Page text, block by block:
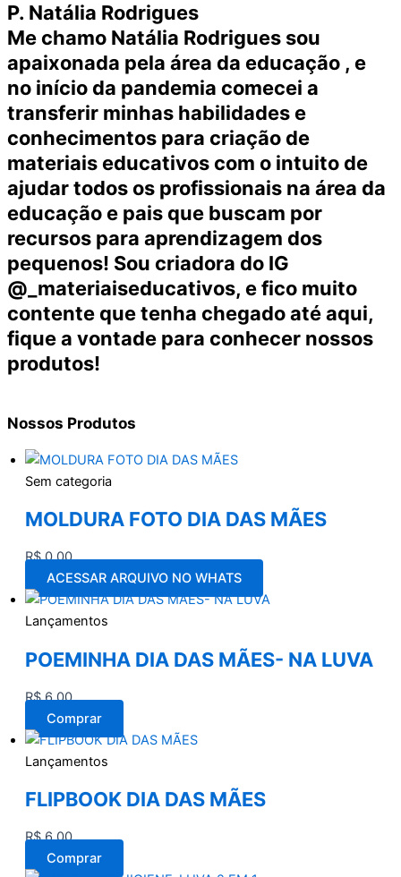
P. Natália Rodrigues
Me chamo Natália Rodrigues sou
apaixonada pela área da educação , e
no início da pandemia comecei a
transferir minhas habilidades e
conhecimentos para criação de
materiais educativos com o intuito de
ajudar todos os profissionais na área da
educação e pais que buscam por
recursos para aprendizagem dos
pequenos! Sou criadora do IG
@_materiaiseducativos, e fico muito
contente que tenha chegado até aqui,
fique a vontade para conhecer nossos
produtos!
Nossos Produtos
Sem categoria
MOLDURA FOTO DIA DAS MÃES
R$0,00
ACESSAR ARQUIVO NO WHATS
Lançamentos
POEMINHA DIA DAS MÃES- NA LUVA
R$6,00
Comprar
Lançamentos
FLIPBOOK DIA DAS MÃES
R$6,00
Comprar